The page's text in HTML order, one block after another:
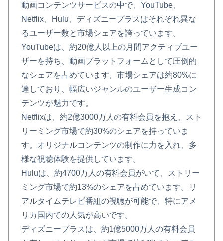
動画コンテンツサービスの中で、YouTube、
Netflix、Hulu、ディズニープラスはそれぞれ異な
るユーザー数と市場シェアを誇っています。
YouTubeは、約20億人以上の月間アクティブユー
ザーを持ち、動画プラットフォームとして圧倒的
なシェアを占めています。市場シェアは約80%に
達しており、幅広いジャンルのユーザー生成コン
テンツが魅力です。
Netflixは、約2億3000万人の有料会員を抱え、スト
リーミング市場で約30%のシェアを持っていま
す。オリジナルコンテンツの制作に力を入れ、多
様な視聴体験を提供しています。
Huluは、約4700万人の有料会員がいて、ストリー
ミング市場で約13%のシェアを占めています。リ
アルタイムテレビ番組の視聴が可能で、特にアメ
リカ国内での人気が高いです。
ディズニープラスは、約1億5000万人の有料会員